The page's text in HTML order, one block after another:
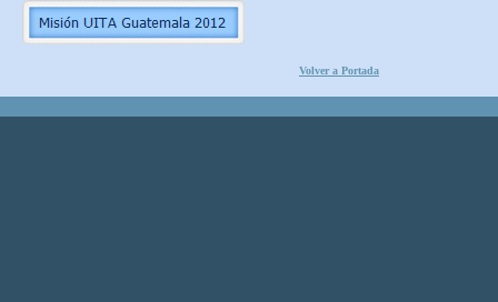
Volver a Portada